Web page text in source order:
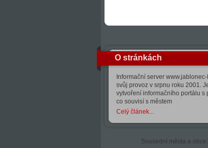
O stránkách
Informační server
svůj provoz v srpnu roku 2001.
vytvoření informačního portálu s
co souvisí s městem
Celý článek...
Sousední města a obce: